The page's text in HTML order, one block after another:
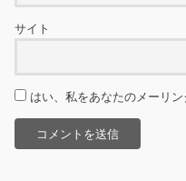
サイト
はい、私をあなたのメーリン